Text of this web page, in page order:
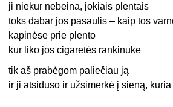
ji niekur nebeina, jokiais plentais
toks dabar jos pasaulis – kaip tos
kapinėse prie plento
kur liko jos cigaretės rankinuke
tik aš prabėgom paliečiau ją
ir ji atsiduso ir užsimerkė į sieną,